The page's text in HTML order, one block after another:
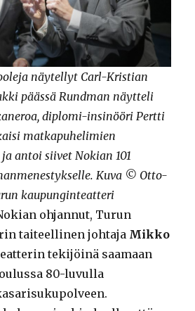
näytellyt Carl-Kristian
päässä Rundman näytteli
diplomi-insinööri Pertti
matkapuhelimien
antoi siivet Nokian 101
Kuva © Otto-
kaupunginteatteri
ohjannut, Turun
taiteellinen johtaja Mikko
tekijöinä saamaan
80-luvulla